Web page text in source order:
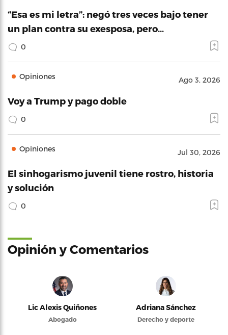
“Esa es mi letra”: negó tres veces bajo tener
un plan contra su exesposa, pero…
0
Opiniones Ago 3, 2026
Voy a Trump y pago doble
0
Opiniones Jul 30, 2026
El sinhogarismo juvenil tiene rostro, historia
y solución
0
Opinión y Comentarios
Lic Alexis Quiñones
Abogado
Adriana Sánchez
Derecho y deporte